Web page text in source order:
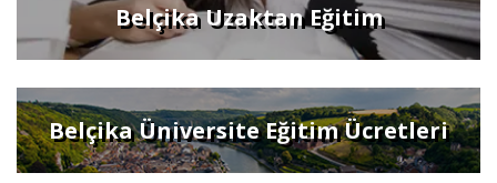
Belçika Uzaktan Eğitim
Belçika Üniversite Eğitim Ücretleri